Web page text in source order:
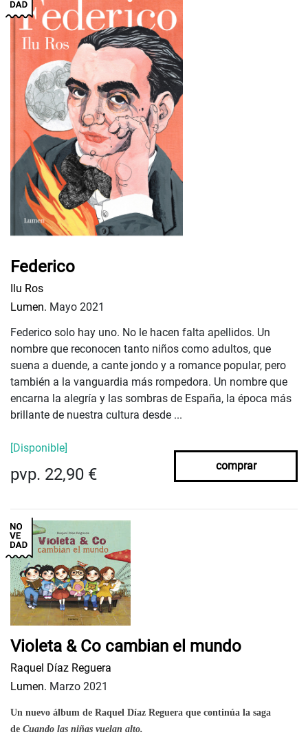
Federico
Ilu Ros
Lumen. Mayo 2021
Federico solo hay uno. No le hacen falta apellidos. Un
nombre que reconocen tanto niños como adultos, que
suena a duende, a cante jondo y a romance popular, pero
también a la vanguardia más rompedora. Un nombre que
encarna la alegría y las sombras de España, la época más
brillante de nuestra cultura desde ...
[Disponible]
pvp. 22,90 € comprar
Violeta & Co cambian el mundo
Raquel Díaz Reguera
Lumen. Marzo 2021
Un nuevo álbum de Raquel Díaz Reguera que continúa la saga
de Cuando las niñas vuelan alto.